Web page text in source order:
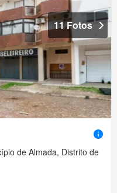
11 Fotos
de Almada, Distrito de